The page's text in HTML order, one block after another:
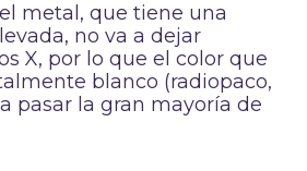
metal, que tiene una
no va a dejar
X, por lo que el color que
blanco (radiopaco,
pasar la gran mayoría de